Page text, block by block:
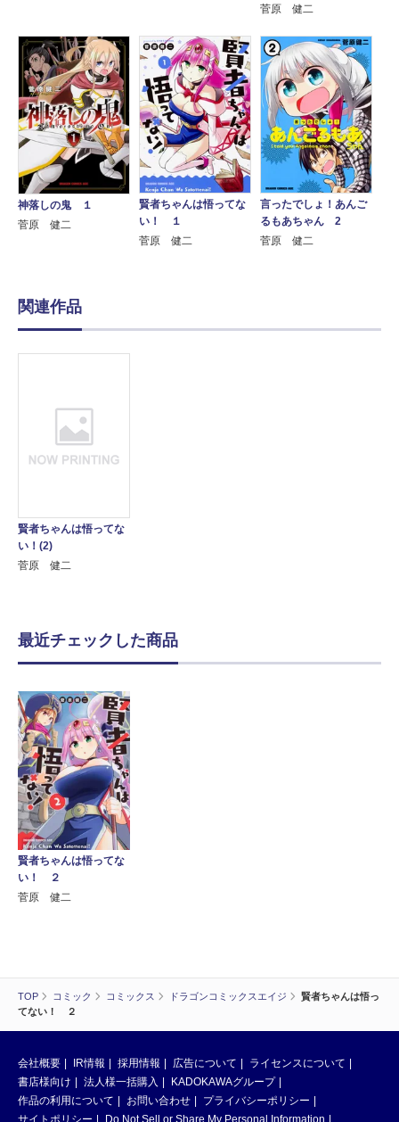
TOP コミック コミックス ドラゴンコミックスエイジ
賢者ちゃんは悟っ
てない！ ２
菅原 健二
神落しの鬼 １
菅原 健二
賢者ちゃんは悟ってな
い！ １
菅原 健二
言ったでしょ！あんご
るもあちゃん 2
菅原 健二
関連作品
賢者ちゃんは悟ってな
い！(2)
菅原 健二
最近チェックした商品
賢者ちゃんは悟ってな
い！ ２
菅原 健二
会社概要 IR情報 採用情報 広告について
ライセンスについて
書店様向け
法人様一括購入
KADOKAWAグループ
作品の利用について
お問い合わせ
プライバシーポリシー
サイトポリシー
Do Not Sell or Share My Personal Information